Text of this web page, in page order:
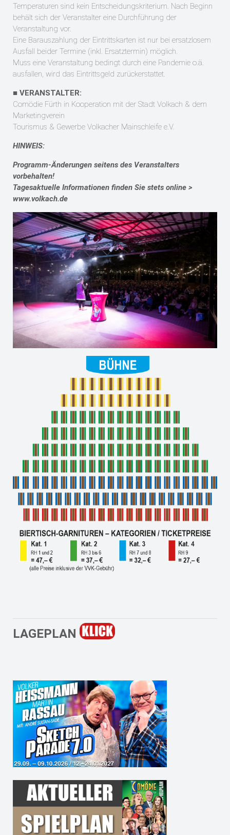
Temperaturen sind kein Entscheidungskriterium. Nach Beginn
behält sich der Veranstalter eine Durchführung der
Veranstaltung vor.
Eine Barauszahlung der Eintrittskarten ist nur bei ersatzlosem
Ausfall beider Termine (inkl. Ersatztermin) möglich.
Muss eine Veranstaltung bedingt durch eine Pandemie o.ä.
ausfallen, wird das Eintrittsgeld zurückerstattet.
■ VERANSTALTER:
Comödie Fürth in Kooperation mit der Stadt Volkach & dem
Marketingverein
Tourismus & Gewerbe Volkacher Mainschleife e.V.
HINWEIS:
Programm-Änderungen seitens des Veranstalters
vorbehalten!
Tagesaktuelle Informationen finden Sie stets online >
www.volkach.de
LAGEPLAN